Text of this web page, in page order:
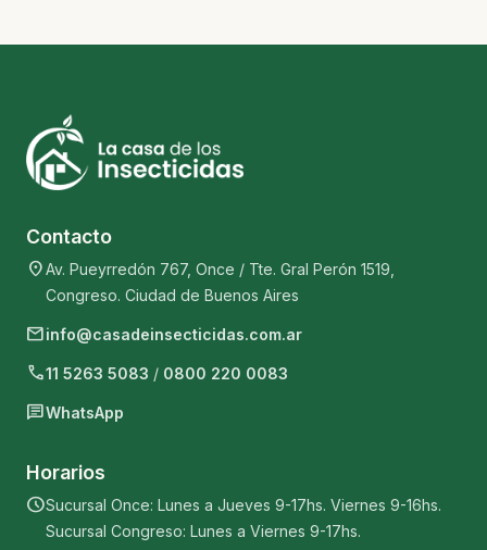
Contacto
location_onAv. Pueyrredón 767, Once / Tte. Gral Perón 1519,
Congreso. Ciudad de Buenos Aires
mailinfo@casadeinsecticidas.com.ar
phone11 5263 5083 / 0800 220 0083
chatWhatsApp
Horarios
scheduleSucursal Once: Lunes a Jueves 9-17hs. Viernes 9-16hs.
Sucursal Congreso: Lunes a Viernes 9-17hs.